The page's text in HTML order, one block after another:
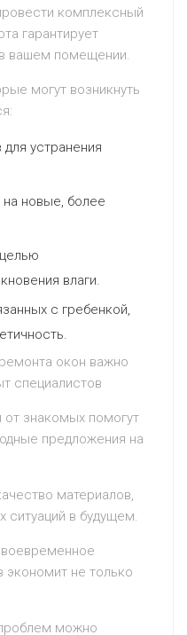
комплексный
гарантирует
вашем помещении.
могут возникнуть
устранения
новые, более
влаги.
с гребенкой,
окон важно
специалистов
знакомых помогут
предложения на
материалов,
ситуаций в будущем.
экономит не только
можно